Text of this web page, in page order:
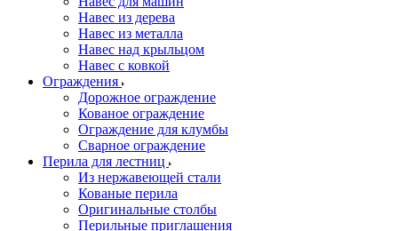
Навес из дерева
Навес из металла
Навес над крыльцом
Навес с ковкой
Ограждения
Дорожное ограждение
Кованое ограждение
Ограждение для клумбы
Сварное ограждение
Перила для лестниц
Из нержавеющей стали
Кованые перила
Оригинальные столбы
Перильные приглашения